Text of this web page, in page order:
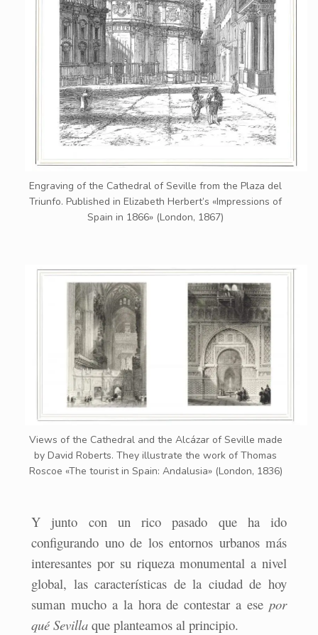
Engraving of the Cathedral of Seville from the Plaza del
Triunfo. Published in Elizabeth Herbert’s «Impressions of
Spain in 1866» (London, 1867)
Views of the Cathedral and the Alcázar of Seville made
by David Roberts. They illustrate the work of Thomas
Roscoe «The tourist in Spain: Andalusia» (London, 1836)
Y junto con un rico pasado que ha ido
configurando uno de los entornos urbanos más
interesantes por su riqueza monumental a nivel
global, las características de la ciudad de hoy
suman mucho a la hora de contestar a ese por
qué Sevilla que planteamos al principio.